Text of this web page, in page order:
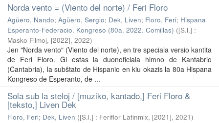
Norda vento = (Viento del norte) / Feri Floro
Agüero, Nando; Agüero, Sergio; Dek, Liven; Floro, Feri; Hispana
Esperanto-Federacio. Kongreso (80a. 2022. Comillas) ([S.l.] :
Masko Filmoj, [2022], 2022)
Jen "Norda vento" (Viento del norte), en tre speciala versio kantita
de Feri Floro. Ĝi estas la duonoficiala himno de Kantabrio
(Cantabria), la subŝtato de Hispanio en kiu okazis la 80a Hispana
Kongreso de Esperanto, de ...
Sola sub la steloj / [muziko, kantado,] Feri Floro &
[teksto,] Liven Dek
Floro, Feri; Dek, Liven ([S.l.] : Feriflor Latinmix, [2021], 2021)